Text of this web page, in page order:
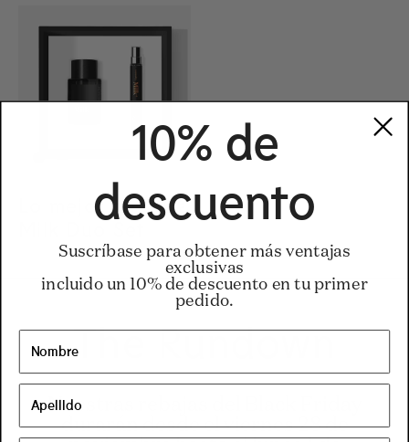
Lo mejor de
Milk Duo Set
Regular price
85€
Regular price
85€
The Rundown
Nuestras rebajas del Black Friday
durarán desde el viernes 28 de
10% de
descuento
Suscríbase para obtener más ventajas
exclusivas
incluido un 10% de descuento en tu primer
pedido.